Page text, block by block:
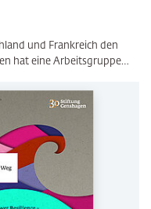
und Frankreich den
hat eine Arbeitsgruppe…